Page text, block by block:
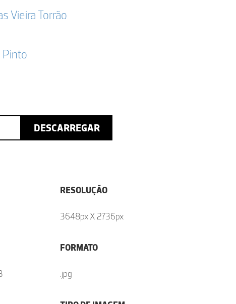
Vieira Torrão
Pinto
DESCARREGAR
RESOLUÇÃO
3648px X 2736px
FORMATO
.jpg